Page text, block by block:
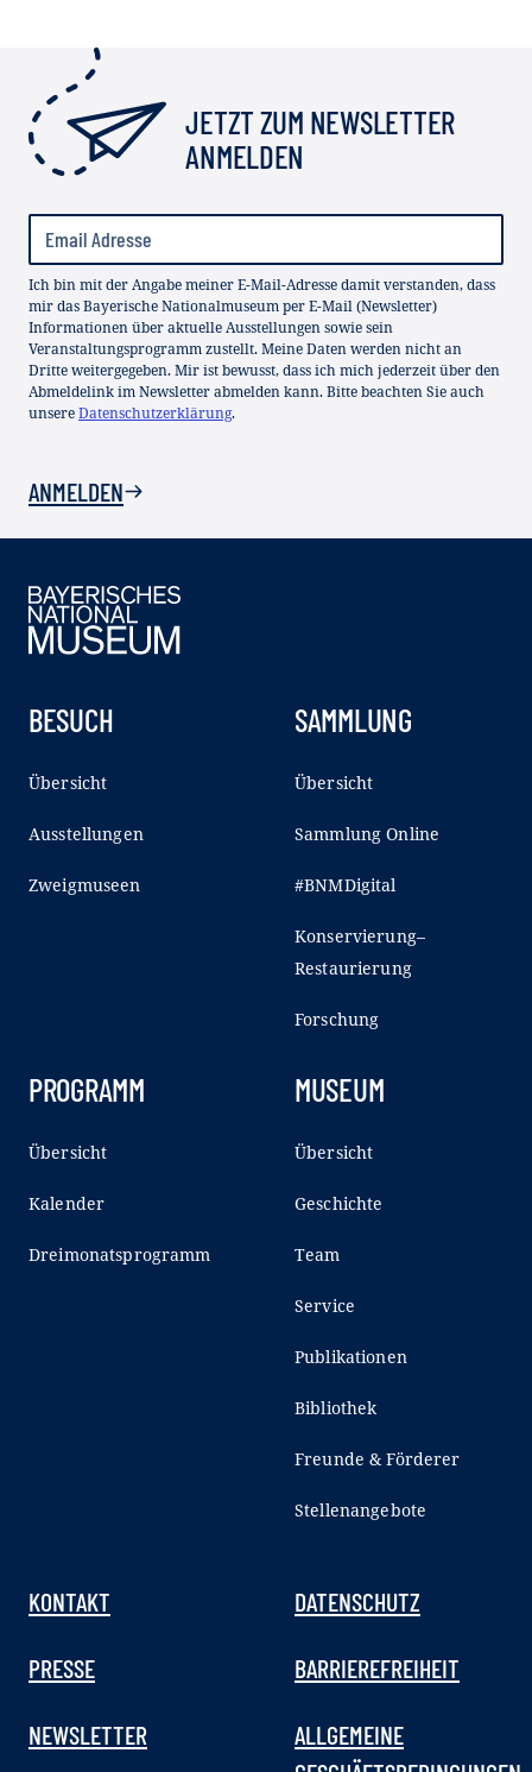
JETZT ZUM NEWSLETTER
ANMELDEN
Ich bin mit der Angabe meiner E-Mail-Adresse damit verstanden, dass
mir das Bayerische Nationalmuseum per E-Mail (Newsletter)
Informationen über aktuelle Ausstellungen sowie sein
Veranstaltungsprogramm zustellt. Meine Daten werden nicht an
Dritte weitergegeben. Mir ist bewusst, dass ich mich jederzeit über den
Abmeldelink im Newsletter abmelden kann. Bitte beachten Sie auch
unsereDatenschutzerklärung.
ANMELDEN
BESUCH
Übersicht
Ausstellungen
Zweigmuseen
SAMMLUNG
Übersicht
Sammlung Online
#BNMDigital
Konservierung–
Restaurierung
Forschung
PROGRAMM
Übersicht
Kalender
Dreimonatsprogramm
MUSEUM
Übersicht
Geschichte
Team
Service
Publikationen
Bibliothek
Freunde & Förderer
Stellenangebote
KONTAKT
PRESSE
NEWSLETTER
DATENSCHUTZ
BARRIEREFREIHEIT
ALLGEMEINE